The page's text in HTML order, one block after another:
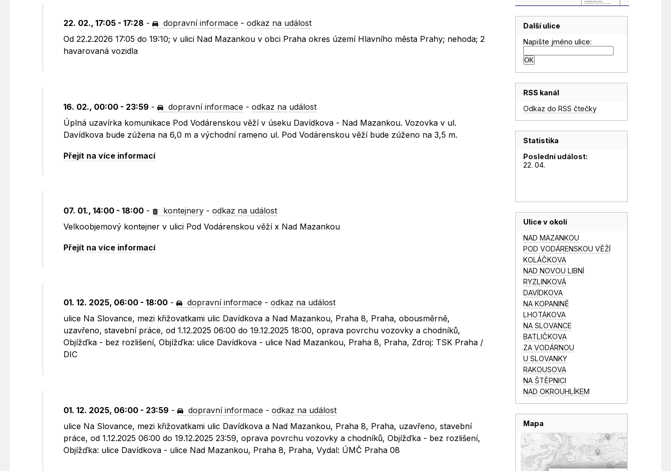
22. 02., 17:05 - 17:28 - dopravní informace -odkaz na událost
Od 22.2.2026 17:05 do 19:10; v ulici Nad Mazankou v obci Praha okres území Hlavního města Prahy; nehoda; 2
havarovaná vozidla
16. 02., 00:00 - 23:59 - dopravní informace -odkaz na událost
Úplná uzavírka komunikace Pod Vodárenskou věží v úseku Davídkova - Nad Mazankou. Vozovka v ul.
Davídkova bude zúžena na 6,0 m a východní rameno ul. Pod Vodárenskou věží bude zúženo na 3,5 m.
Přejít na více informací
07. 01., 14:00 - 18:00 - kontejnery -odkaz na událost
Velkoobjemový kontejner v ulici Pod Vodárenskou věží x Nad Mazankou
Přejít na více informací
01. 12. 2025, 06:00 - 18:00 - dopravní informace -odkaz na událost
ulice Na Slovance, mezi křižovatkami ulic Davídkova a Nad Mazankou, Praha 8, Praha, obousměrně,
uzavřeno, stavební práce, od 1.12.2025 06:00 do 19.12.2025 18:00, oprava povrchu vozovky a chodníků,
Objížďka - bez rozlišení, Objížďka: ulice Davídkova - ulice Nad Mazankou, Praha 8, Praha, Zdroj: TSK Praha /
DIC
01. 12. 2025, 06:00 - 23:59 - dopravní informace -odkaz na událost
ulice Na Slovance, mezi křižovatkami ulic Davídkova a Nad Mazankou, Praha 8, Praha, uzavřeno, stavební
práce, od 1.12.2025 06:00 do 19.12.2025 23:59, oprava povrchu vozovky a chodníků, Objížďka - bez rozlišení,
Objížďka: ulice Davídkova - ulice Nad Mazankou, Praha 8, Praha, Vydal: ÚMČ Praha 08
Další ulice
Napište jméno ulice:
RSS kanál
Odkaz do RSS čtečky
Statistika
Poslední událost:
22. 04.
Ulice v okolí
NAD MAZANKOU
POD VODÁRENSKOU VĚŽÍ
KOLÁČKOVA
NAD NOVOU LIBNÍ
RYZLINKOVÁ
DAVÍDKOVA
NA KOPANINĚ
LHOTÁKOVA
NA SLOVANCE
BATLIČKOVA
ZA VODÁRNOU
U SLOVANKY
RAKOUSOVA
NA ŠTĚPNICI
NAD OKROUHLÍKEM
Mapa